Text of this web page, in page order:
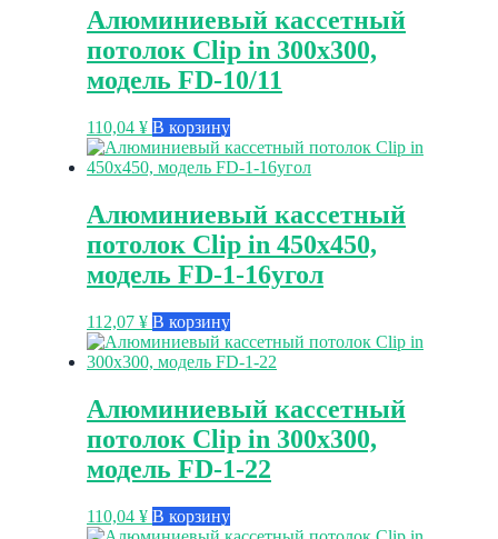
Алюминиевый кассетный
потолок Clip in 300х300,
модель FD-10/11
110,04 ¥ В корзину
Алюминиевый кассетный
потолок Clip in 450х450,
модель FD-1-16угол
112,07 ¥ В корзину
Алюминиевый кассетный
потолок Clip in 300х300,
модель FD-1-22
110,04 ¥ В корзину